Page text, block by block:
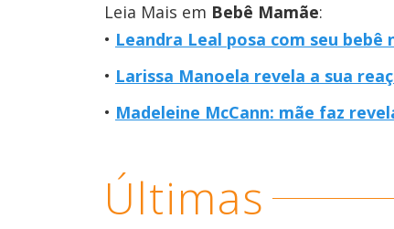
Leia Mais em Bebê Mamãe:
Leandra Leal posa com seu bebê
Larissa Manoela revela a sua
Madeleine McCann: mãe faz
Últimas